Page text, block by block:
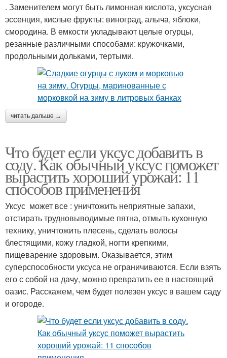
. Заменителем могут быть лимонная кислота, уксусная
эссенция, кислые фрукты: виноград, алыча, яблоки,
смородина. В емкости укладывают целые огурцы,
резанные различными способами: кружочками,
продольными дольками, тертыми.
читать дальше →
Что будет если уксус добавить в
соду. Как обычный уксус поможет
вырастить хороший урожай: 11
способов применения
Уксус может все : уничтожить неприятные запахи,
отстирать трудновыводимые пятна, отмыть кухонную
технику, уничтожить плесень, сделать волосы
блестящими, кожу гладкой, ногти крепкими,
пищеварение здоровым. Оказывается, этим
суперспособности уксуса не ограничиваются. Если взять
его с собой на дачу, можно превратить ее в настоящий
оазис. Расскажем, чем будет полезен уксус в вашем саду
и огороде.